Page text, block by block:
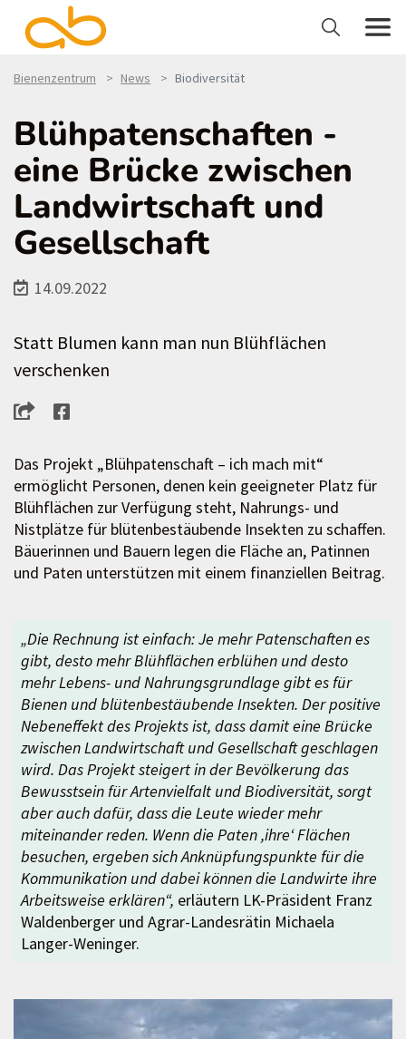
Bienenzentrum News Biodiversität
Blühpatenschaften -
eine Brücke zwischen
Landwirtschaft und
Gesellschaft
14.09.2022
Statt Blumen kann man nun Blühflächen
verschenken
Das Projekt „Blühpatenschaft – ich mach mit“
ermöglicht Personen, denen kein geeigneter Platz für
Blühflächen zur Verfügung steht, Nahrungs- und
Nistplätze für blütenbestäubende Insekten zu schaffen.
Bäuerinnen und Bauern legen die Fläche an, Patinnen
und Paten unterstützen mit einem finanziellen Beitrag.
„Die Rechnung ist einfach: Je mehr Patenschaften es
gibt, desto mehr Blühflächen erblühen und desto
mehr Lebens- und Nahrungsgrundlage gibt es für
Bienen und blütenbestäubende Insekten. Der positive
Nebeneffekt des Projekts ist, dass damit eine Brücke
zwischen Landwirtschaft und Gesellschaft geschlagen
wird. Das Projekt steigert in der Bevölkerung das
Bewusstsein für Artenvielfalt und Biodiversität, sorgt
aber auch dafür, dass die Leute wieder mehr
miteinander reden. Wenn die Paten ,ihre‘ Flächen
besuchen, ergeben sich Anknüpfungspunkte für die
Kommunikation und dabei können die Landwirte ihre
Arbeitsweise erklären“, erläutern LK-Präsident Franz
Waldenberger und Agrar-Landesrätin Michaela
Langer-Weninger.